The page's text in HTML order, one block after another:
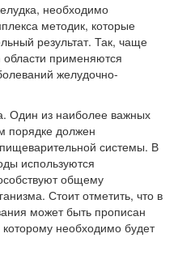
необходимо
методик, которые
результат. Так, чаще
области применяются
желудочно-
Один из наиболее важных
порядке должен
системы. В
используются
общему
Стоит отметить, что в
может быть прописан
необходимо будет